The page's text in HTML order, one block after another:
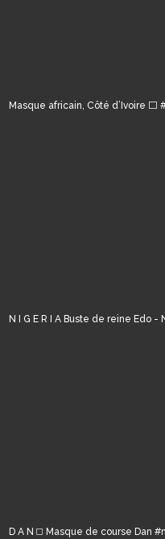
Masque africain, Côté d’Ivoire ⬜️
N I G E R I A Buste de reine Edo -
D A N ◻️ Masque de course Dan